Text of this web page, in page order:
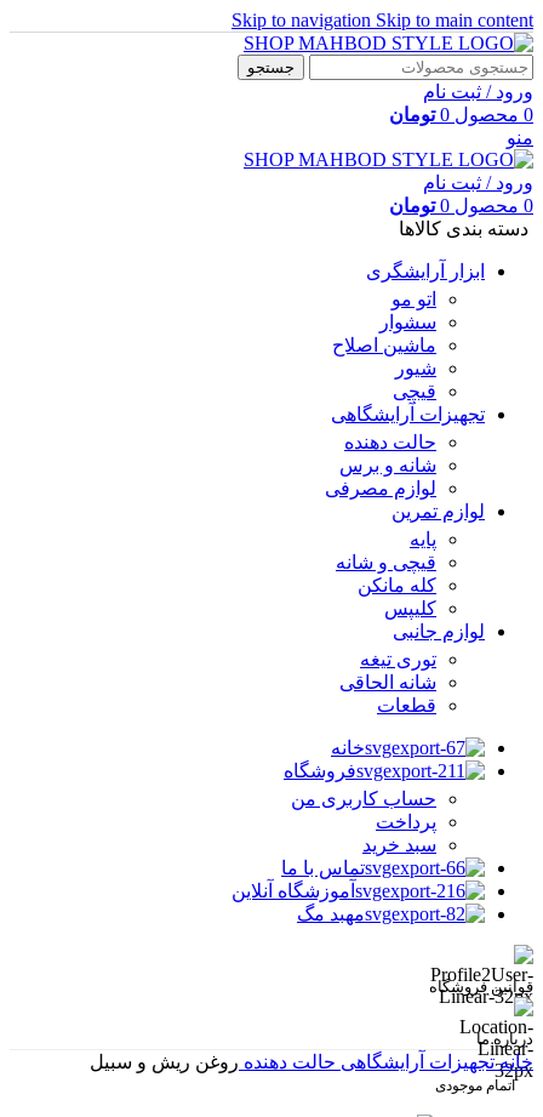
Skip to navigation Skip to main content
جستجو
ورود / ثبت نام
0 محصول 0 تومان
منو
ورود / ثبت نام
0 محصول 0 تومان
دسته بندی کالاها
ابزار آرایشگری
اتو مو
سشوار
ماشین اصلاح
شیور
قیچی
تجهیزات آرایشگاهی
حالت دهنده
شانه و برس
لوازم مصرفی
لوازم تمرین
پایه
قیچی و شانه
کله مانکن
کلیپس
لوازم جانبی
توری تیغه
شانه الحاقی
قطعات
خانه
فروشگاه
حساب کاربری من
پرداخت
سبد خرید
تماس با ما
آموزشگاه آنلاین
مهبد مگ
قوانین فروشگاه
درباره ما
خانهتجهیزات آرایشگاهی حالت دهنده روغن ریش و سبیل
اتمام موجودی